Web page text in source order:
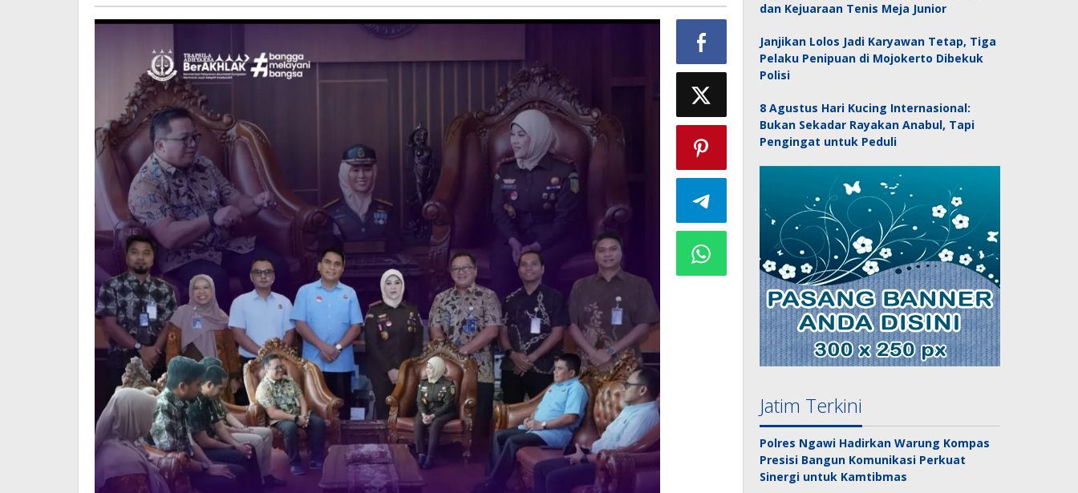
Hukum
dan Kejuaraan Tenis Meja Junior
Janjikan Lolos Jadi Karyawan Tetap, Tiga
Pelaku Penipuan di Mojokerto Dibekuk
Polisi
8 Agustus Hari Kucing Internasional:
Bukan Sekadar Rayakan Anabul, Tapi
Pengingat untuk Peduli
Jatim Terkini
Polres Ngawi Hadirkan Warung Kompas
Presisi Bangun Komunikasi Perkuat
Sinergi untuk Kamtibmas